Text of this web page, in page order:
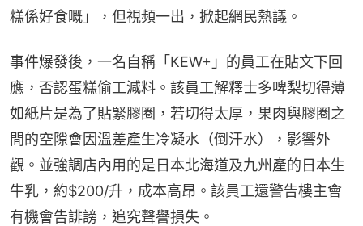
糕係好食嘅」，但視頻一出，掀起網民熱議。
事件爆發後，一名自稱「KEW+」的員工在貼文下回
應，否認蛋糕偷工減料。該員工解釋士多啤梨切得薄
如紙片是為了貼緊膠圈，若切得太厚，果肉與膠圈之
間的空隙會因溫差產生冷凝水（倒汗水），影響外
觀。並強調店內用的是日本北海道及九州產的日本生
牛乳，約$200/升，成本高昂。該員工還警告樓主會
有機會告誹謗，追究聲譽損失。